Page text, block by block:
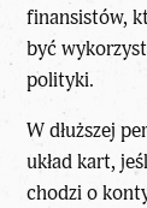
finansistów,
być
polityki.
W dłuższej
układ kart,
chodzi o